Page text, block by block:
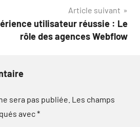
Article suivant
utilisateur réussie : Le
rôle des agences Webflow
sera pas publiée. Les champs
avec*